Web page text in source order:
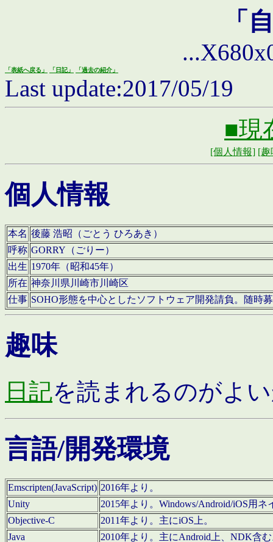
「
「表紙へ戻る」 「日記」 「過去の紹介」
Last update:2017/05/19
■現
[個人情報] [趣
個人情報
本名 後藤 浩昭（ごとう ひろあき）
呼称 GORRY（ごりー）
出生 1970年（昭和45年）
所在 神奈川県川崎市川崎区
仕事 SOHO形態を中心としたソフトウェア開発請負。随時
趣味
日記を読まれるのがよ
言語/開発環境
Emscripten(JavaScript) 2016年より。
Unity
2015年より。Windows/Android/iOS用
Objective-C
2011年より。主にiOS上。
Java
2010年より。主にAndroid上、NDK含